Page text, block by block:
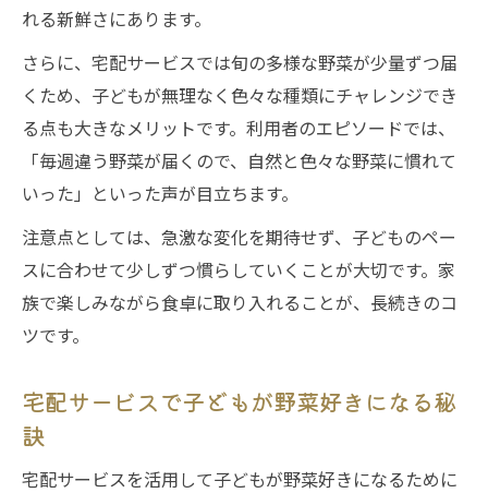
れる新鮮さにあります。
さらに、宅配サービスでは旬の多様な野菜が少量ずつ届
くため、子どもが無理なく色々な種類にチャレンジでき
る点も大きなメリットです。利用者のエピソードでは、
「毎週違う野菜が届くので、自然と色々な野菜に慣れて
いった」といった声が目立ちます。
注意点としては、急激な変化を期待せず、子どものペー
スに合わせて少しずつ慣らしていくことが大切です。家
族で楽しみながら食卓に取り入れることが、長続きのコ
ツです。
宅配サービスで子どもが野菜好きになる秘
訣
宅配サービスを活用して子どもが野菜好きになるために